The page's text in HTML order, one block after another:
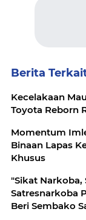
Berita
Kecelakaan
Toyota Reborn
Momentum
Binaan Lapas
Khusus
"Sikat Narkoba,
Satresnarkoba
Beri Sembako